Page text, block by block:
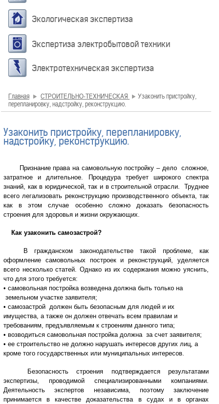
Экологическая экспертиза
Экспертиза электробытовой техники
Электротехническая экспертиза
Главная СТРОИТЕЛЬНО-ТЕХНИЧЕСКАЯ
Узаконить пристройку,
перепланировку, надстройку, реконструкцию.
Узаконить пристройку, перепланировку,
надстройку, реконструкцию.
Признание права на самовольную постройку – дело сложное,
затратное и длительное. Процедура требует широкого спектра
знаний, как в юридической, так и в строительной отрасли. Труднее
всего легализовать реконструкцию производственного объекта, так
как в этом случае особенно сложно доказать безопасность
строения для здоровья и жизни окружающих.
Как узаконить самозастрой?
В гражданском законодательстве такой проблеме, как
оформление самовольных построек и реконструкций, уделяется
всего несколько статей. Однако из их содержания можно уяснить,
что для этого требуется:
• самовольная постройка возведена должна быть только на
земельном участке заявителя;
• самозастрой должен быть безопасным для людей и их
имущества, а также он должен отвечать всем правилам и
требованиям, предъявляемым к строениям данного типа;
• возводиться самовольная постройка должна за счет заявителя;
• ее строительство не должно нарушать интересов других лиц, а
кроме того государственных или муниципальных интересов.
Безопасность строения подтверждается результатами
экспертизы, проводимой специализированными компаниями.
Деятельность экспертов независима, поэтому заключение
принимается в качестве доказательства в судах и в органах